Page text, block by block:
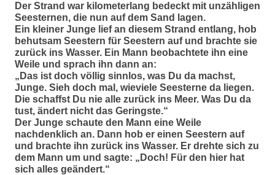
Der Strand war kilometerlang bedeckt mit unzähligen
Seesternen, die nun auf dem Sand lagen.
Ein kleiner Junge lief an diesem Strand entlang, hob
behutsam Seestern für Seestern auf und brachte sie
zurück ins Wasser. Ein Mann beobachtete ihn eine
Weile und sprach ihn dann an:
„Das ist doch völlig sinnlos, was Du da machst,
Junge. Sieh doch mal, wieviele Seesterne da liegen.
Die schaffst Du nie alle zurück ins Meer. Was Du da
tust, ändert nicht das Geringste.“
Der Junge schaute den Mann eine Weile
nachdenklich an. Dann hob er einen Seestern auf
und brachte ihn zurück ins Wasser. Er drehte sich zu
dem Mann um und sagte: „Doch! Für den hier hat
sich alles geändert.“